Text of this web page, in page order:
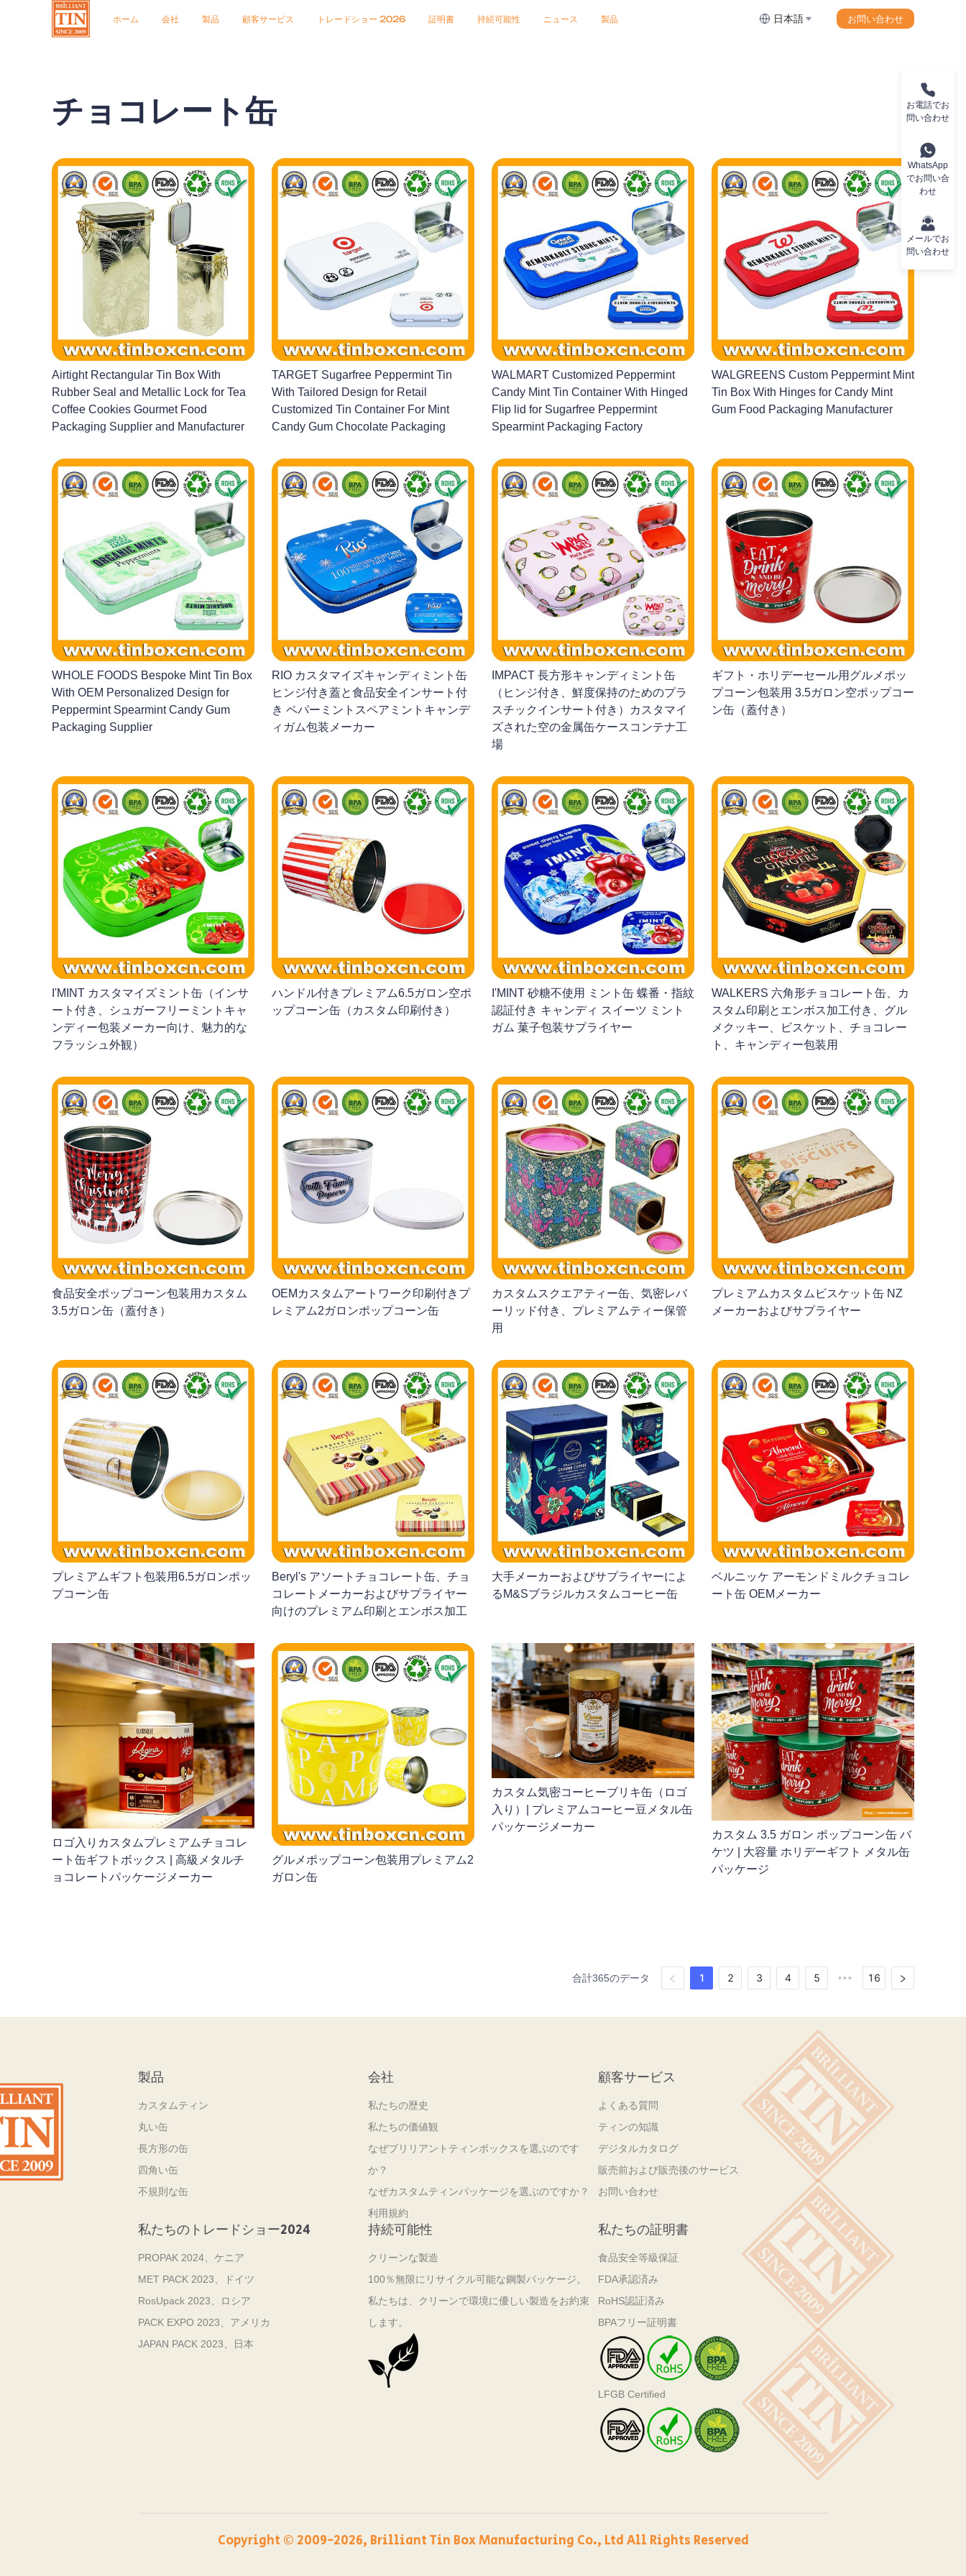
ホーム 会社 製品 顧客サービス トレードショー 2026 証明書 持続可能性 ニュース 製品 日本語 お問い合わせ
チョコレート缶
Airtight Rectangular Tin Box With
Rubber Seal and Metallic Lock for Tea
Coffee Cookies Gourmet Food
Packaging Supplier and Manufacturer
TARGET Sugarfree Peppermint Tin
With Tailored Design for Retail
Customized Tin Container For Mint
Candy Gum Chocolate Packaging
WALMART Customized Peppermint
Candy Mint Tin Container With Hinged
Flip lid for Sugarfree Peppermint
Spearmint Packaging Factory
WALGREENS Custom Peppermint Mint
Tin Box With Hinges for Candy Mint
Gum Food Packaging Manufacturer
WHOLE FOODS Bespoke Mint Tin Box
With OEM Personalized Design for
Peppermint Spearmint Candy Gum
Packaging Supplier
RIO カスタマイズキャンディミント缶
ヒンジ付き蓋と食品安全インサート付
き ペパーミントスペアミントキャンデ
ィガム包装メーカー
IMPACT 長方形キャンディミント缶
（ヒンジ付き、鮮度保持のためのプラ
スチックインサート付き）カスタマイ
ズされた空の金属缶ケースコンテナ工
場
ギフト・ホリデーセール用グルメポッ
プコーン包装用 3.5ガロン空ポップコー
ン缶（蓋付き）
I'MINT カスタマイズミント缶（インサ
ート付き、シュガーフリーミントキャ
ンディー包装メーカー向け、魅力的な
フラッシュ外観）
ハンドル付きプレミアム6.5ガロン空ポ
ップコーン缶（カスタム印刷付き）
I'MINT 砂糖不使用 ミント缶 蝶番・指紋
認証付き キャンディ スイーツ ミント
ガム 菓子包装サプライヤー
WALKERS 六角形チョコレート缶、カ
スタム印刷とエンボス加工付き、グル
メクッキー、ビスケット、チョコレー
ト、キャンディー包装用
食品安全ポップコーン包装用カスタム
3.5ガロン缶（蓋付き）
OEMカスタムアートワーク印刷付きプ
レミアム2ガロンポップコーン缶
カスタムスクエアティー缶、気密レバ
ーリッド付き、プレミアムティー保管
用
プレミアムカスタムビスケット缶 NZ
メーカーおよびサプライヤー
プレミアムギフト包装用6.5ガロンポッ
プコーン缶
Beryl's アソートチョコレート缶、チョ
コレートメーカーおよびサプライヤー
向けのプレミアム印刷とエンボス加工
大手メーカーおよびサプライヤーによ
るM&Sブラジルカスタムコーヒー缶
ベルニッケ アーモンドミルクチョコレ
ート缶 OEMメーカー
ロゴ入りカスタムプレミアムチョコレ
ート缶ギフトボックス | 高級メタルチ
ョコレートパッケージメーカー
グルメポップコーン包装用プレミアム2
ガロン缶
カスタム気密コーヒーブリキ缶（ロゴ
入り）| プレミアムコーヒー豆メタル缶
パッケージメーカー
カスタム 3.5 ガロン ポップコーン缶 バ
ケツ | 大容量 ホリデーギフト メタル缶
パッケージ
合計365のデータ 1 2 3 4 5 ••• 16
製品
カスタムティン
丸い缶
長方形の缶
四角い缶
不規則な缶
会社
私たちの歴史
私たちの価値観
なぜブリリアントティンボックスを選ぶのです
か？
なぜカスタムティンパッケージを選ぶのですか？
利用規約
顧客サービス
よくある質問
ティンの知識
デジタルカタログ
販売前および販売後のサービス
お問い合わせ
私たちのトレードショー2024
PROPAK 2024、ケニア
MET PACK 2023、ドイツ
RosUpack 2023、ロシア
PACK EXPO 2023、アメリカ
JAPAN PACK 2023、日本
持続可能性
クリーンな製造
100％無限にリサイクル可能な鋼製パッケージ。
私たちは、クリーンで環境に優しい製造をお約束
します。
私たちの証明書
食品安全等級保証
FDA承認済み
RoHS認証済み
BPAフリー証明書
LFGB Certified
Copyright ©️ 2009-2026, Brilliant Tin Box Manufacturing Co., Ltd All Rights Reserved
お電話でお
問い合わせ
WhatsApp
でお問い合
わせ
メールでお
問い合わせ